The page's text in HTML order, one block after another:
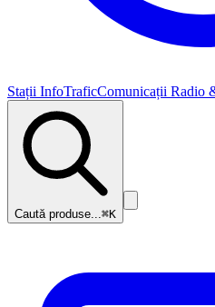
Stații InfoTraficComunicații Radio
Caută produse...⌘K